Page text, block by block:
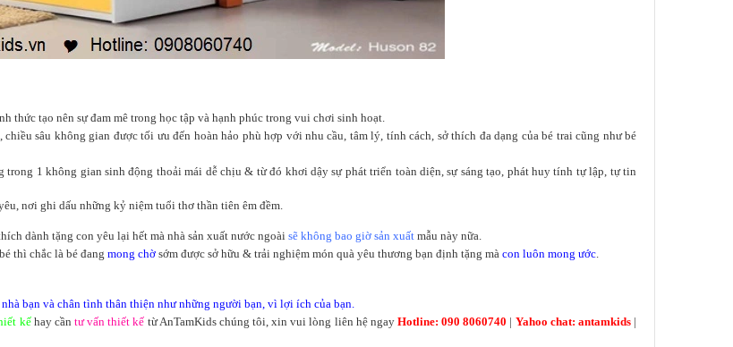
thức tạo nên sự đam mê trong học tập và hạnh phúc trong vui chơi sinh hoạt.
sâu không gian được tối ưu đến hoàn hảo phù hợp với nhu cầu, tâm lý, tính cách, sở thích đa dạng của bé trai cũng như bé
trong 1 không gian sinh động thoải mái dễ chịu & từ đó khơi dậy sự phát triển toàn diện, sự sáng tạo, phát huy tính tự lập, tự tin
nơi ghi dấu những kỷ niệm tuổi thơ thần tiên êm đềm.
dành tặng con yêu lại hết mà nhà sản xuất nước ngoài sẽ không bao giờ sản xuất mẫu này nữa.
thì chắc là bé đang mong chờ sớm được sở hữu & trải nghiệm món quà yêu thương bạn định tặng mà con luôn mong ước.
bạn và chân tình thân thiện như những người bạn, vì lợi ích của bạn.
kếhay cần tư vấn thiết kế từ AnTamKids chúng tôi, xin vui lòng liên hệ ngayHotline: 090 8060740 | Yahoo chat: antamkids |